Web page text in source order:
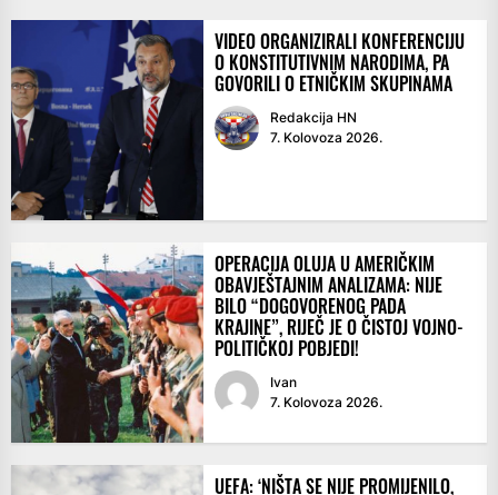
VIDEO ORGANIZIRALI KONFERENCIJU
O KONSTITUTIVNIM NARODIMA, PA
GOVORILI O ETNIČKIM SKUPINAMA
Redakcija HN
7. Kolovoza 2026.
OPERACIJA OLUJA U AMERIČKIM
OBAVJEŠTAJNIM ANALIZAMA: NIJE
BILO “DOGOVORENOG PADA
KRAJINE”, RIJEČ JE O ČISTOJ VOJNO-
POLITIČKOJ POBJEDI!
Ivan
7. Kolovoza 2026.
UEFA: ‘NIŠTA SE NIJE PROMIJENILO,